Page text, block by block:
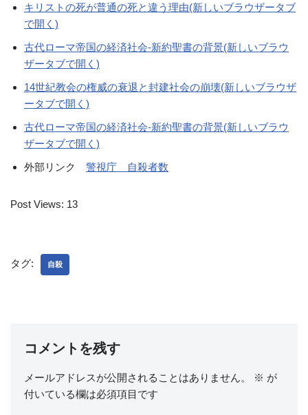
キリストの死が普通の死と違う理由(新しいブラウザータブ
で開く)
古代ローマ帝国の経済社会-新約聖書の背景(新しいブラウ
ザータブで開く)
14世紀教会の権威の衰退と封建社会の崩壊(新しいブラウザ
ータブで開く)
古代ローマ帝国の経済社会-新約聖書の背景(新しいブラウ
ザータブで開く)
外部リンク 警視庁 自殺者数
Post Views: 13
タグ: 自殺
コメントを残す
メールアドレスが公開されることはありません。 ※ が
付いている欄は必須項目です